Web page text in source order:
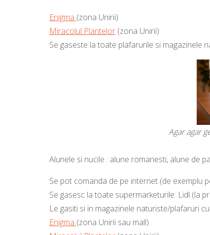
Enigma (zona Unirii)
Miracolul Plantelor(zona Unirii)
Se gaseste la toate plafarurile si magazinele
Agar agar
Alunele si nucile : alune romanesti, alune de
Se pot comanda de pe internet (de exemplu
Se gasesc la toate supermarketurile: Lidl (la
Le gasiti si in magazinele naturiste/plafaruri
Enigma (zona Unirii sau mall)